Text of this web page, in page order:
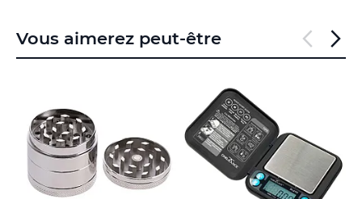
Vous aimerez peut-être